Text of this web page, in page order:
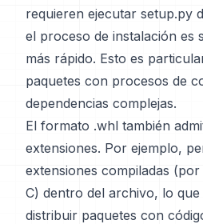
requieren ejecutar setup.py
el proceso de instalación es
más rápido. Esto es
paquetes con procesos de
dependencias complejas.
El formato .whl también
extensiones. Por ejemplo,
extensiones compiladas
C) dentro del archivo, lo
distribuir paquetes con